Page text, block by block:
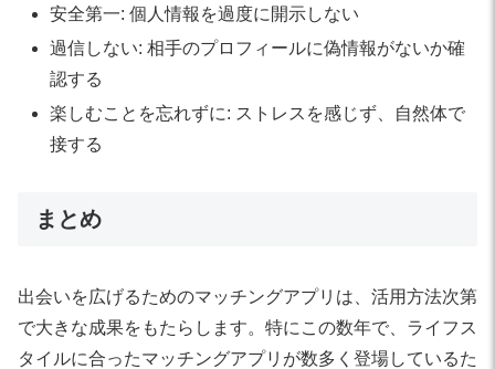
安全第一: 個人情報を過度に開示しない
過信しない: 相手のプロフィールに偽情報がないか確
認する
楽しむことを忘れずに: ストレスを感じず、自然体で
接する
まとめ
出会いを広げるためのマッチングアプリは、活用方法次第
で大きな成果をもたらします。特にこの数年で、ライフス
タイルに合ったマッチングアプリが数多く登場しているた